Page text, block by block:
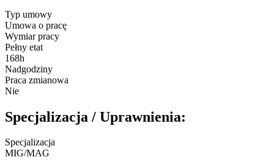
Typ umowy
Umowa o pracę
Wymiar pracy
Pełny etat
168h
Nadgodziny
Praca zmianowa
Nie
Specjalizacja / Uprawnienia:
Specjalizacja
MIG/MAG